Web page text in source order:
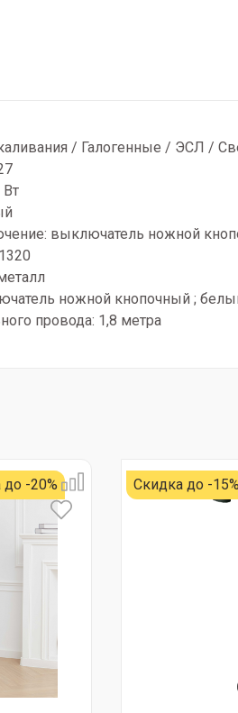
/ Галогенные / ЭСЛ /
выключатель ножной
ножной кнопочный ;
провода: 1,8 метра
-20% Скидка до -15%